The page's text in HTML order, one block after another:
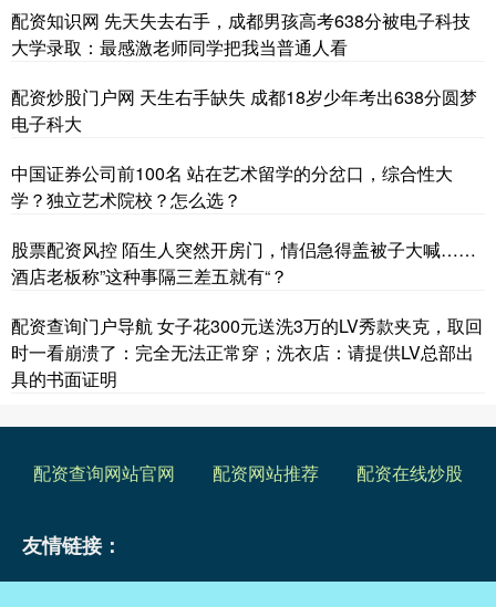
配资知识网 先天失去右手，成都男孩高考638分被电子科技
大学录取：最感激老师同学把我当普通人看
配资炒股门户网 天生右手缺失 成都18岁少年考出638分圆梦
电子科大
中国证券公司前100名 站在艺术留学的分岔口，综合性大
学？独立艺术院校？怎么选？
股票配资风控 陌生人突然开房门，情侣急得盖被子大喊……
酒店老板称”这种事隔三差五就有“？
配资查询门户导航 女子花300元送洗3万的LV秀款夹克，取回
时一看崩溃了：完全无法正常穿；洗衣店：请提供LV总部出
具的书面证明
配资查询网站官网 配资网站推荐 配资在线炒股
友情链接：